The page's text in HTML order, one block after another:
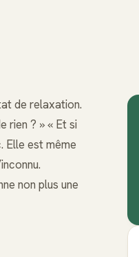
de relaxation.
rien ? » « Et si
Elle est même
non plus une